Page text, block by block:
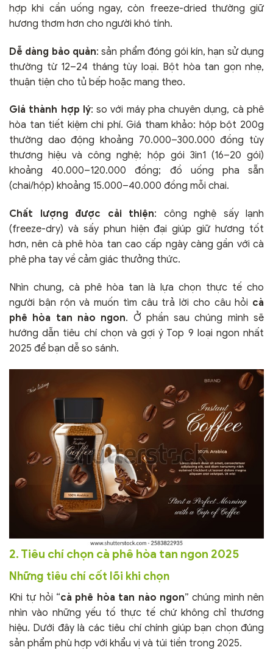
hợp khi cần uống ngay, còn freeze-dried thường giữ
hương thơm hơn cho người khó tính.
Dễ dàng bảo quản: sản phẩm đóng gói kín, hạn sử dụng
thường từ 12–24 tháng tùy loại. Bột hòa tan gọn nhẹ,
thuận tiện cho tủ bếp hoặc mang theo.
Giá thành hợp lý: so với máy pha chuyên dụng, cà phê
hòa tan tiết kiệm chi phí. Giá tham khảo: hộp bột 200g
thường dao động khoảng 70.000–300.000 đồng tùy
thương hiệu và công nghệ; hộp gói 3in1 (16–20 gói)
khoảng 40.000–120.000 đồng; đồ uống pha sẵn
(chai/hộp) khoảng 15.000–40.000 đồng mỗi chai.
Chất lượng được cải thiện: công nghệ sấy lạnh
(freeze-dry) và sấy phun hiện đại giúp giữ hương tốt
hơn, nên cà phê hòa tan cao cấp ngày càng gần với cà
phê pha tay về cảm giác thưởng thức.
Nhìn chung, cà phê hòa tan là lựa chọn thực tế cho
người bận rộn và muốn tìm câu trả lời cho câu hỏi cà
phê hòa tan nào ngon. Ở phần sau chúng mình sẽ
hướng dẫn tiêu chí chọn và gợi ý Top 9 loại ngon nhất
2025 để bạn dễ so sánh.
2. Tiêu chí chọn cà phê hòa tan ngon 2025
Những tiêu chí cốt lõi khi chọn
Khi tự hỏi “cà phê hòa tan nào ngon” chúng mình nên
nhìn vào những yếu tố thực tế chứ không chỉ thương
hiệu. Dưới đây là các tiêu chí chính giúp bạn chọn đúng
sản phẩm phù hợp với khẩu vị và túi tiền trong 2025.